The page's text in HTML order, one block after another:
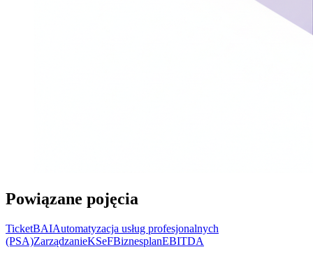
Powiązane pojęcia
TicketBAIAutomatyzacja usług profesjonalnych
(PSA)ZarządzanieKSeFBiznesplanEBITDA